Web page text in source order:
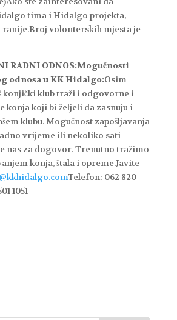
tima i Hidalgo projekta,
ranije.Broj volonterskih mjesta je
RADNI ODNOS:Mogučnosti
odnosa u KK Hidalgo:Osim
konjički klub traži i odgovorne i
konja koji bi željeli da zasnuju i
klubu. Mogučnost zapošljavanja
vrijeme ili nekoliko sati
nas za dogovor. Trenutno tražimo
konja, štala i opreme.Javite
Telefon: 062 820
1051